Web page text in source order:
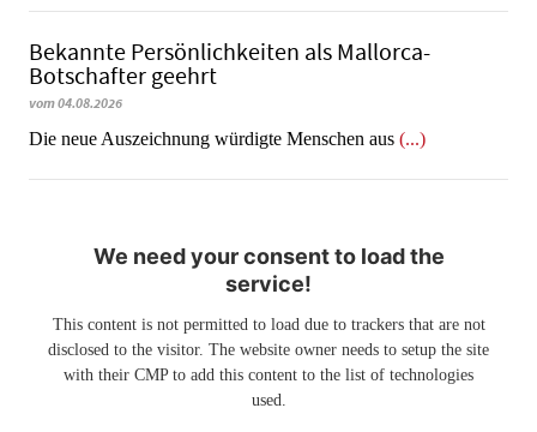
Bekannte Persönlichkeiten als Mallorca-
Botschafter geehrt
vom 04.08.2026
Die neue Auszeichnung würdigte Menschen aus (...)
We need your consent to load the
service!
This content is not permitted to load due to trackers that are not
disclosed to the visitor. The website owner needs to setup the site
with their CMP to add this content to the list of technologies
used.